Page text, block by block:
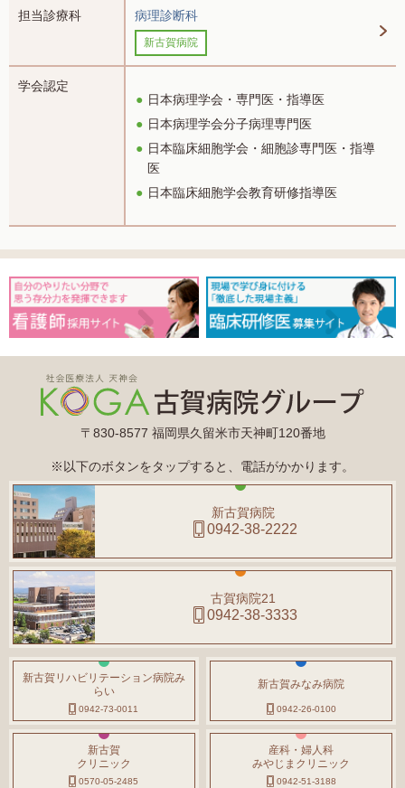
担当診療科 病理診断科
新古賀病院
学会認定
日本病理学会・専門医・指導医
日本病理学会分子病理専門医
日本臨床細胞学会・細胞診専門医・指導
医
日本臨床細胞学会教育研修指導医
〒830-8577 福岡県久留米市天神町120番地
※以下のボタンをタップすると、電話がかかります。
新古賀病院
0942-38-2222
古賀病院21
0942-38-3333
新古賀リハビリテーション病院み
らい
0942-73-0011
新古賀みなみ病院
0942-26-0100
新古賀
クリニック
0570-05-2485
産科・婦人科
みやじまクリニック
0942-51-3188